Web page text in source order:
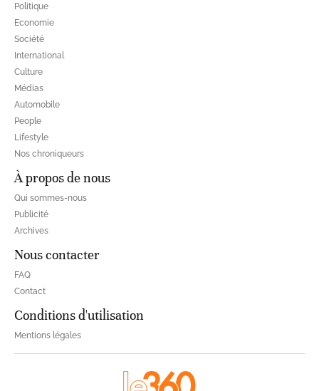
Politique
Economie
Société
International
Culture
Médias
Automobile
People
Lifestyle
Nos chroniqueurs
À propos de nous
Qui sommes-nous
Publicité
Archives
Nous contacter
FAQ
Contact
Conditions d'utilisation
Mentions légales